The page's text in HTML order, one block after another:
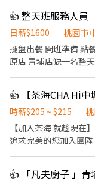
👍 整天班服務人員
日薪$1600
桃園市
擺盤出餐 開班準備 點餐出餐 環
原店 青埔店缺一名整天班人員
時薪$205 ~ $215
【加入茶海 就趁現在
追求完美的您加入團
銀處理】 進行顧客結帳，維持